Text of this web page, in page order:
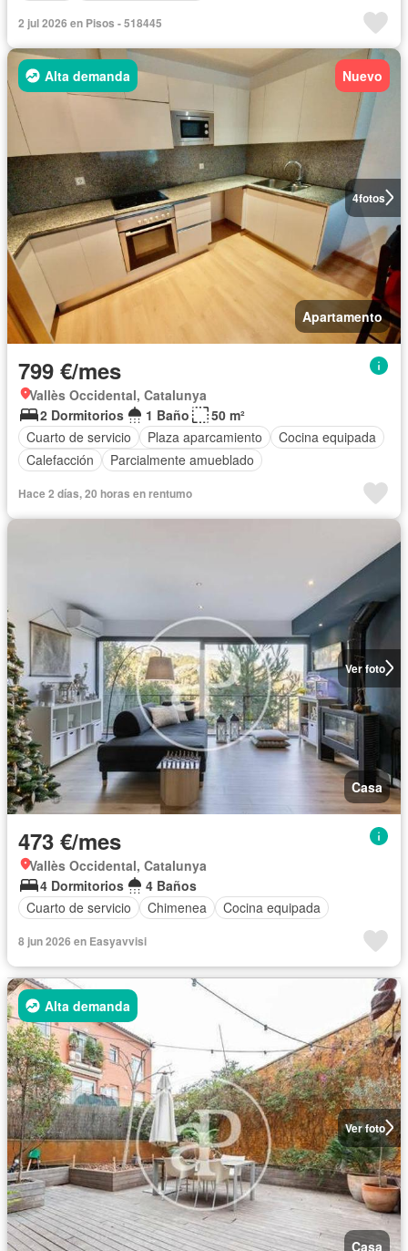
2 jul 2026 en Pisos - 518445
4fotos
Alta demanda Nuevo
Apartamento
799 €/mes
Vallès Occidental, Catalunya
2 Dormitorios
1 Baño
50 m²
Cuarto de servicio
Plaza aparcamiento
Cocina equipada
Calefacción
Parcialmente amueblado
Hace 2 días, 20 horas en rentumo
Ver foto
Casa
473 €/mes
Vallès Occidental, Catalunya
4 Dormitorios
4 Baños
Cuarto de servicio
Chimenea Cocina equipada
8 jun 2026 en Easyavvisi
Ver foto
Alta demanda
Casa